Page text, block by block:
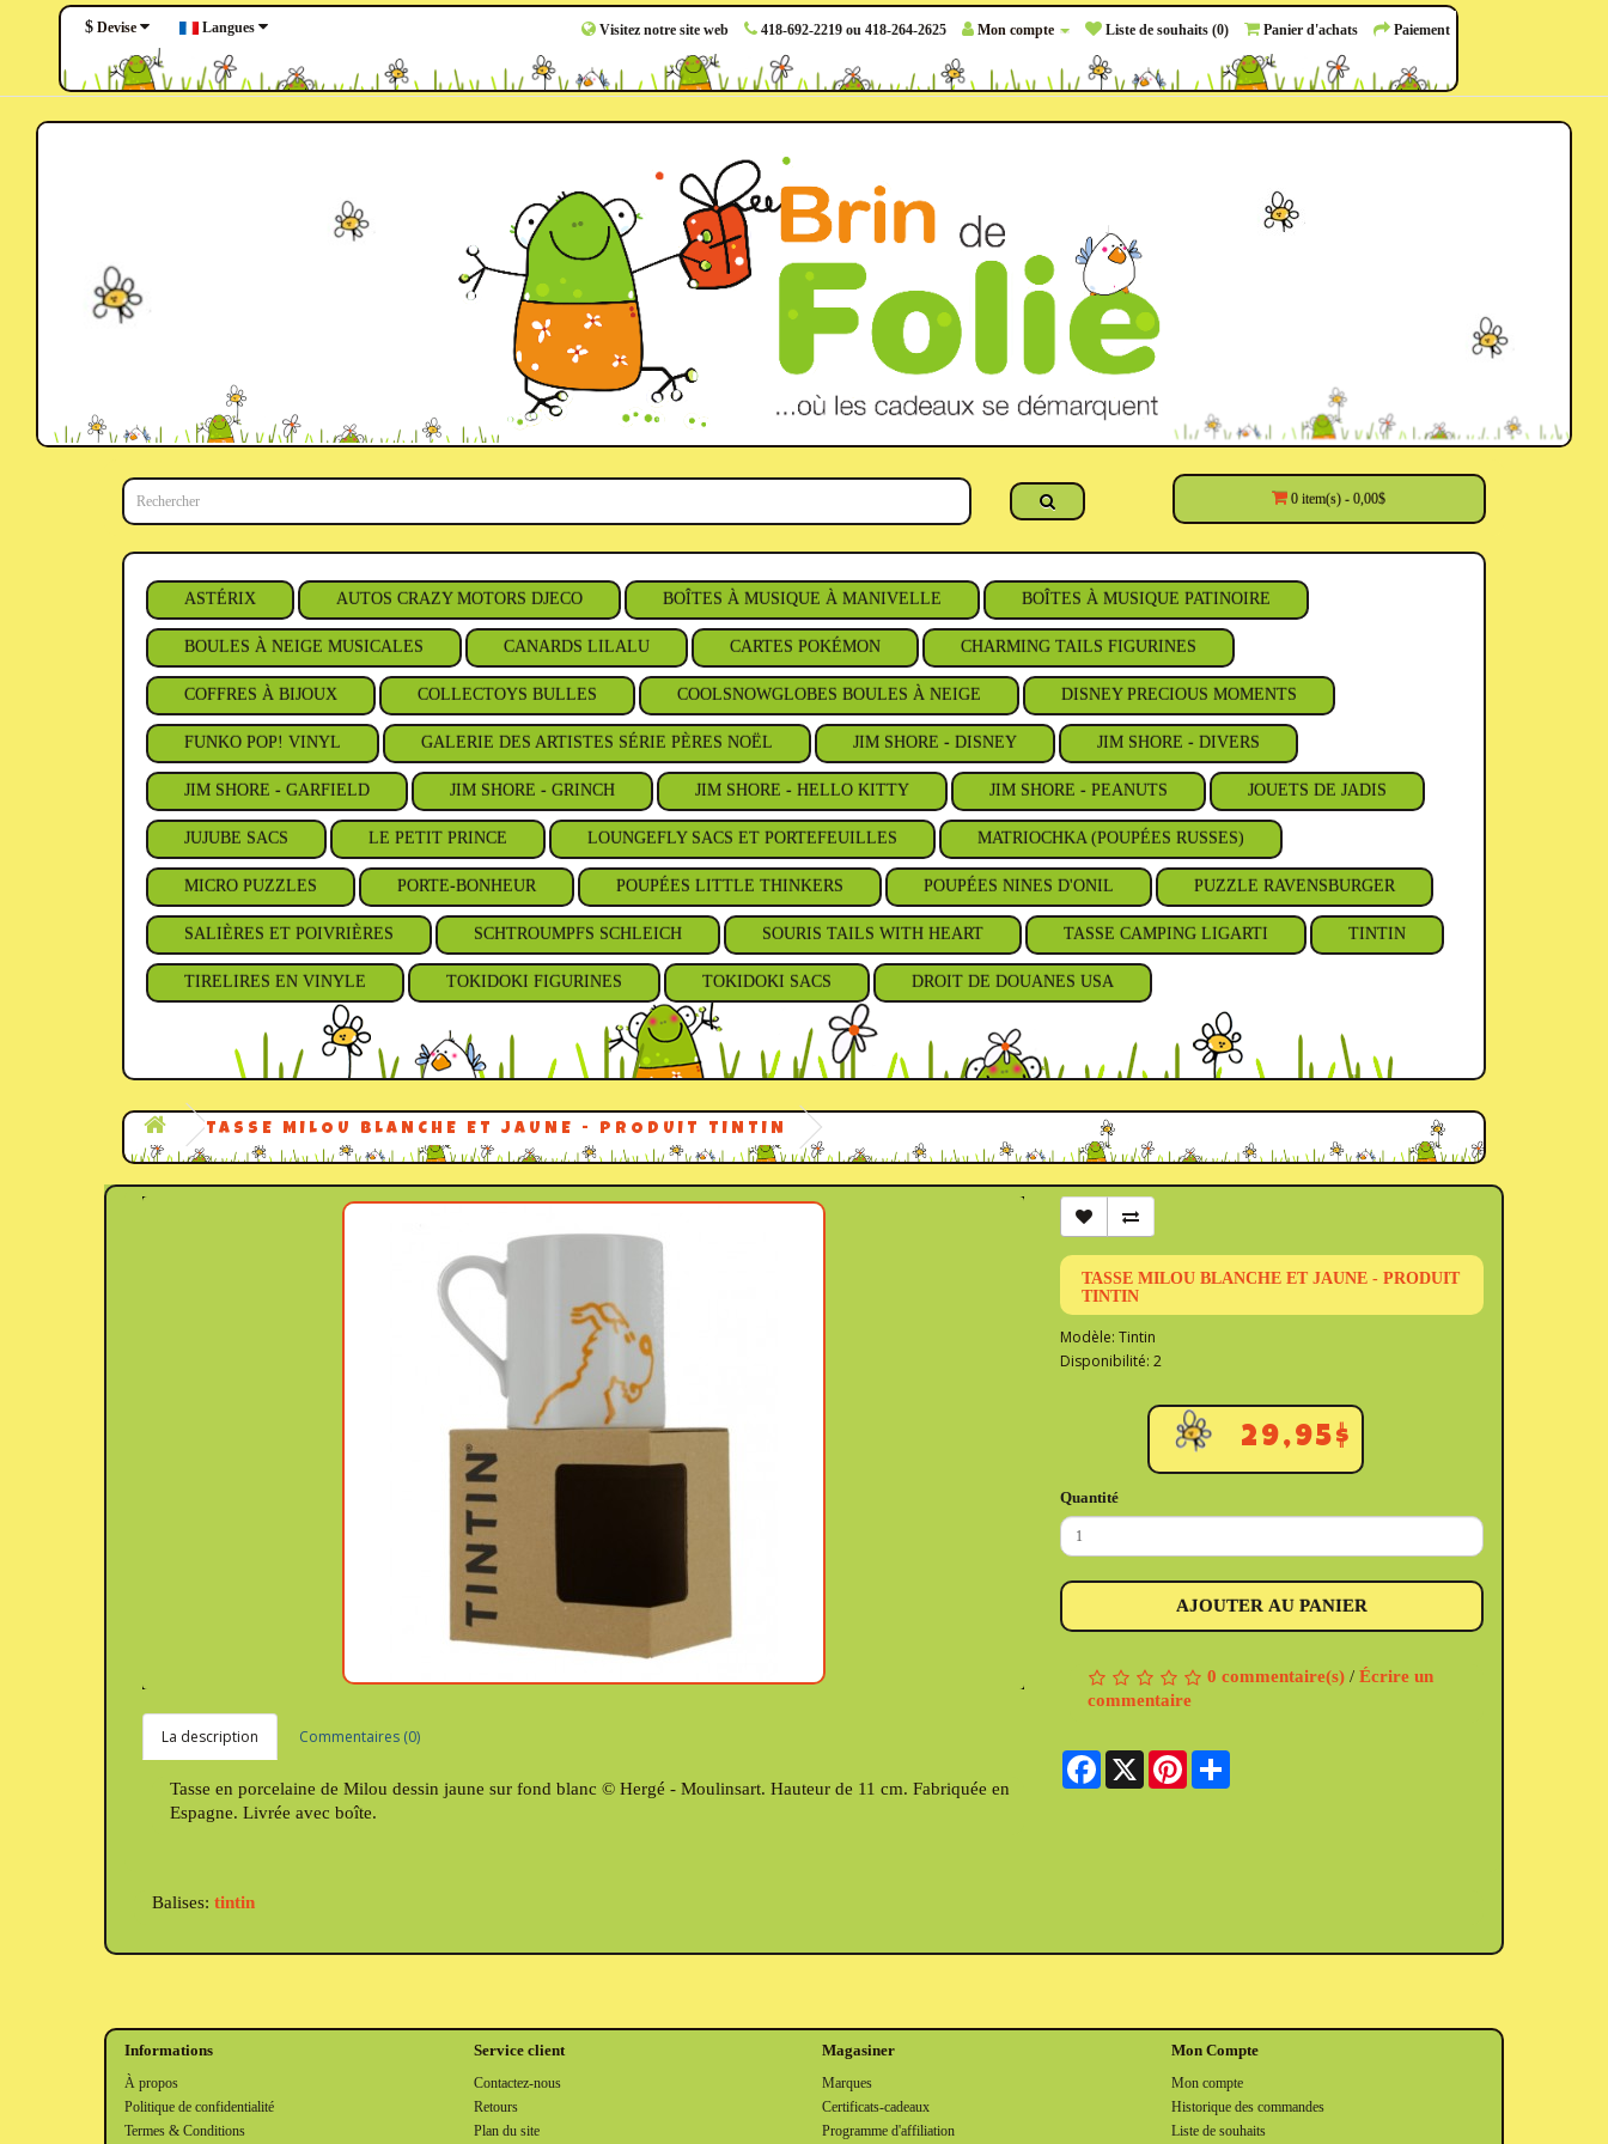
$ Devise Langues Visitez notre site web 418-692-2219 ou 418-264-2625 Mon compte Liste de souhaits (0) Panier d'achats Paiement
0 item(s) - 0,00$
ASTÉRIX AUTOS CRAZY MOTORS DJECO BOÎTES À MUSIQUE À MANIVELLE BOÎTES À MUSIQUE PATINOIRE
BOULES À NEIGE MUSICALES CANARDS LILALU CARTES POKÉMON CHARMING TAILS FIGURINES
COFFRES À BIJOUX COLLECTOYS BULLES COOLSNOWGLOBES BOULES À NEIGE DISNEY PRECIOUS MOMENTS
FUNKO POP! VINYL GALERIE DES ARTISTES SÉRIE PÈRES NOËL JIM SHORE - DISNEY JIM SHORE - DIVERS
JIM SHORE - GARFIELD JIM SHORE - GRINCH JIM SHORE - HELLO KITTY JIM SHORE - PEANUTS JOUETS DE JADIS
JUJUBE SACS LE PETIT PRINCE LOUNGEFLY SACS ET PORTEFEUILLES MATRIOCHKA (POUPÉES RUSSES)
MICRO PUZZLES PORTE-BONHEUR POUPÉES LITTLE THINKERS POUPÉES NINES D'ONIL PUZZLE RAVENSBURGER
SALIÈRES ET POIVRIÈRES SCHTROUMPFS SCHLEICH SOURIS TAILS WITH HEART TASSE CAMPING LIGARTI TINTIN
TIRELIRES EN VINYLE TOKIDOKI FIGURINES TOKIDOKI SACS DROIT DE DOUANES USA
TASSE MILOU BLANCHE ET JAUNE - PRODUIT TINTIN
La description Commentaires (0)
Tasse en porcelaine de Milou dessin jaune sur fond blanc © Hergé - Moulinsart. Hauteur de 11 cm. Fabriquée en
Espagne. Livrée avec boîte.
TASSE MILOU BLANCHE ET JAUNE - PRODUIT
TINTIN
Modèle: Tintin
Disponibilité: 2
29,95$
Quantité
AJOUTER AU PANIER
0 commentaire(s) /Écrire un
commentaire
Facebook
X Pinterest
Balises: tintin
Informations
À propos
Politique de confidentialité
Termes & Conditions
Service client
Contactez-nous
Retours
Plan du site
Magasiner
Marques
Certificats-cadeaux
Programme d'affiliation
Mon Compte
Mon compte
Historique des commandes
Liste de souhaits